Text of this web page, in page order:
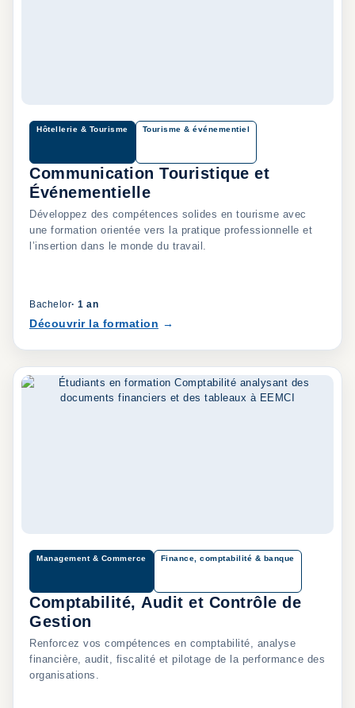
Hôtellerie & Tourisme Tourisme & événementiel
Communication Touristique et
Événementielle
Développez des compétences solides en tourisme avec
une formation orientée vers la pratique professionnelle et
l’insertion dans le monde du travail.
Bachelor· 1 an
Découvrir la formation
Management & Commerce Finance, comptabilité & banque
Comptabilité, Audit et Contrôle de
Gestion
Renforcez vos compétences en comptabilité, analyse
financière, audit, fiscalité et pilotage de la performance des
organisations.